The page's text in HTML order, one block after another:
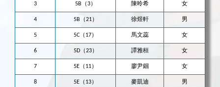
3 5B（3） 陳昤希 女
4 5B（21） 徐煜軒 男
5 5C（17） 馬文蕊 女
6 5D（23） 譚雅桓 女
7 5E（11） 廖尹銦 女
8 5E（13） 麥凱迪 男